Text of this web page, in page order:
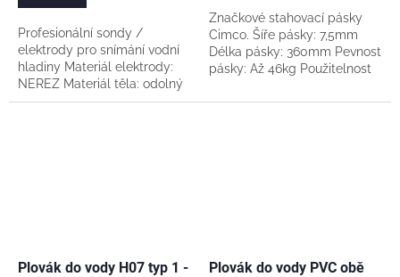
Profesionální sondy /
elektrody pro snímání vodní
hladiny Materiál elektrody:
NEREZ Materiál těla: odolný
plast Balení: po kusech či
Značkové stahovací pásky
Cimco. Šíře pásky: 7,5mm
Délka pásky: 360mm Pevnost
pásky: Až 46kg Použitelnost
(potrubí, svazku kabelů
Plovák do vody H07 typ 1 -
Plovák do vody PVC obě